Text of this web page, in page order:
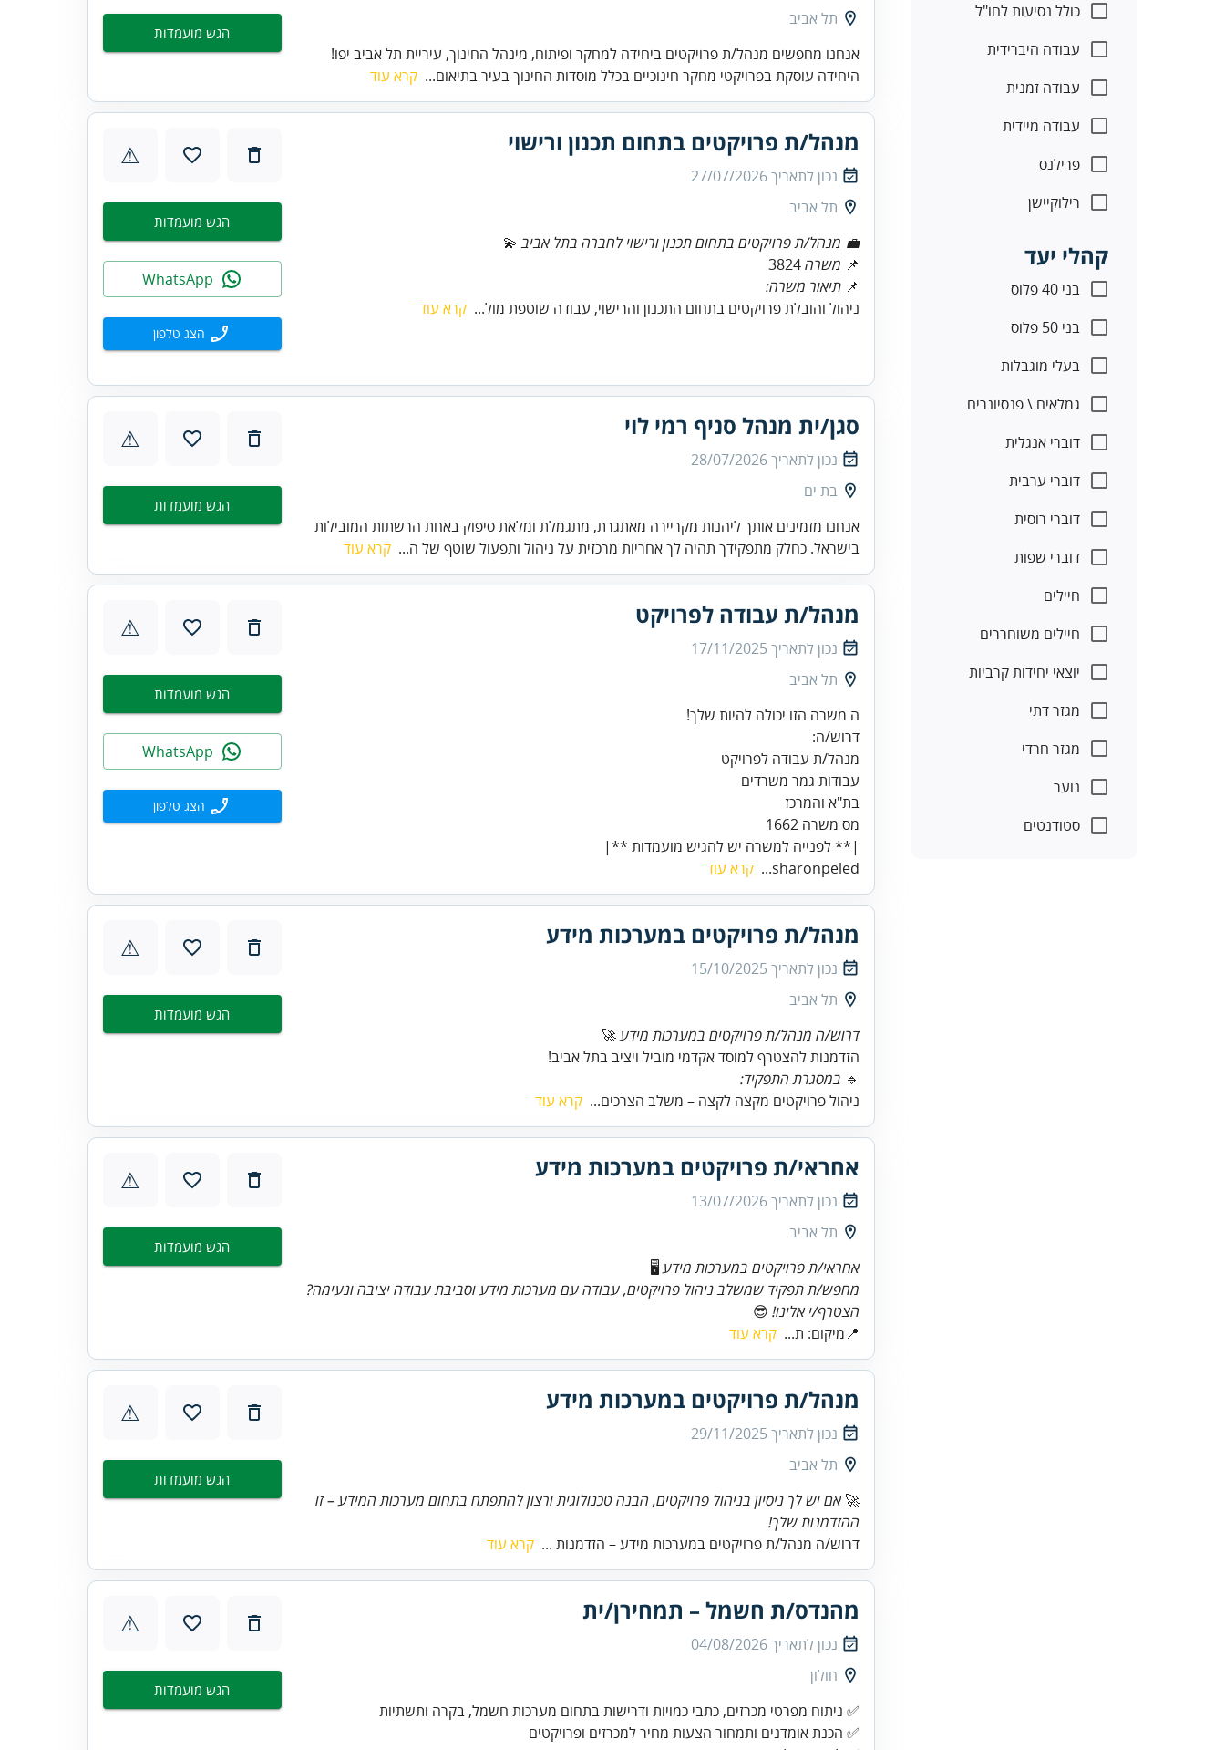
כולל נסיעות לחו"ל
עבודה היברידית
עבודה זמנית
עבודה מיידית
פרילנס
רילוקיישן
קהלי יעד
בני 40 פלוס
בני 50 פלוס
בעלי מוגבלות
גמלאים \ פנסיונרים
דוברי אנגלית
דוברי ערבית
דוברי רוסית
דוברי שפות
חיילים
חיילים משוחררים
יוצאי יחידות קרביות
מגזר דתי
מגזר חרדי
נוער
סטודנטים
תל אביב
אנחנו מחפשים מנהל/ת פרויקטים ביחידה למחקר ופיתוח, מינהל החינוך, עיריית תל אביב יפו!
היחידה עוסקת בפרויקטי מחקר חינוכיים בכלל מוסדות החינוך בעיר בתיאום... קרא עוד
הגש מועמדות
מנהל/ת פרויקטים בתחום תכנון ורישוי
נכון לתאריך27/07/2026
תל אביב
💼 מנהל/ת פרויקטים בתחום תכנון ורישוי לחברה בתל אביב
📌 משרה
📌 תיאור משרה:
ניהול והובלת פרויקטים בתחום התכנון והרישוי, עבודה שוטפת מול... קרא עוד
⚠
הגש מועמדות
הצג טלפון
סגן/ית מנהל סניף רמי לוי
נכון לתאריך28/07/2026
בת ים
אנחנו מזמינים אותך ליהנות מקריירה מאתגרת, מתגמלת ומלאת סיפוק באחת הרשתות המובילות
בישראל. כחלק מתפקידך תהיה לך אחריות מרכזית על ניהול ותפעול שוטף של ה... קרא עוד
⚠
הגש מועמדות
מנהל/ת עבודה לפרויקט
נכון לתאריך17/11/2025
תל אביב
בת"א והמרכז
|** לפנייה למשרה יש להגיש מועמדות **|
sharonpeled...
קרא עוד
⚠
הגש מועמדות
הצג טלפון
מנהל/ת פרויקטים במערכות מידע
נכון לתאריך15/10/2025
תל אביב
דרוש/ה מנהל/ת פרויקטים במערכות מידע
הזדמנות להצטרף למוסד אקדמי מוביל ויציב בתל אביב!
🔹 במסגרת התפקיד:
ניהול פרויקטים מקצה לקצה – משלב הצרכים... קרא עוד
⚠
הגש מועמדות
אחראי/ת פרויקטים במערכות מידע
נכון לתאריך13/07/2026
תל אביב
אחראי/ת פרויקטים במערכות מידע🖥️
מחפש/ת תפקיד שמשלב ניהול פרויקטים, עבודה עם מערכות מידע וסביבת עבודה יציבה ונעימה?
הצטרף/י אלינו! 😎
📍מיקום: ת... קרא עוד
⚠
הגש מועמדות
מנהל/ת פרויקטים במערכות מידע
נכון לתאריך29/11/2025
תל אביב
🚀 אם יש לך ניסיון בניהול פרויקטים, הבנה טכנולוגית ורצון להתפתח בתחום מערכות המידע – זו
ההזדמנות שלך!
דרוש/ה מנהל/ת פרויקטים במערכות מידע – הזדמנות ... קרא עוד
⚠
הגש מועמדות
מהנדס/ת חשמל – תמחירן/ית
נכון לתאריך04/08/2026
חולון
✅ הכנת אומדנים ותמחור הצעות מחיר למכרזים ופרויקטים
⚠
הגש מועמדות